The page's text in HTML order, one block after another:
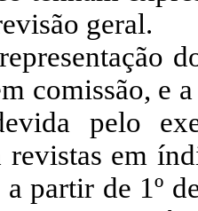
geral.
comissão, e
pelo
revistas em
a partir de 1º